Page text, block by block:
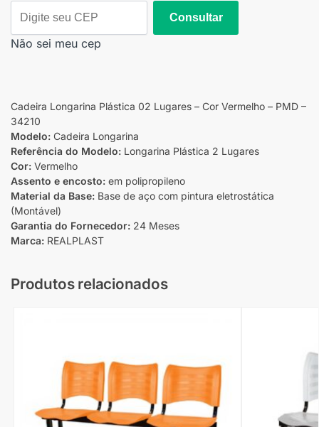
Consultar
Não sei meu cep
Cadeira Longarina Plástica 02 Lugares – Cor Vermelho – PMD –
34210
Modelo: Cadeira Longarina
Referência do Modelo: Longarina Plástica 2 Lugares
Cor: Vermelho
Assento e encosto: em polipropileno
Material da Base: Base de aço com pintura eletrostática
(Montável)
Garantia do Fornecedor: 24 Meses
Marca: REALPLAST
Produtos relacionados